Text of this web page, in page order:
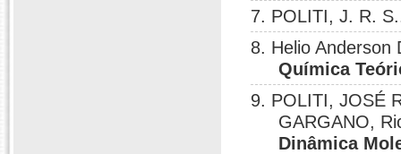
7. POLITI, J. R.
8. Helio
Química
9. POLITI, JOSÉ
GARGANO,
Dinâmica